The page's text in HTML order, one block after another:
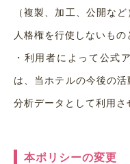
（複製、加工、公開な
人格権を行使しないもの
・ 利用者によって公式
は、当ホテルの今後の
分析データとして利用さ
本ポリシーの変更